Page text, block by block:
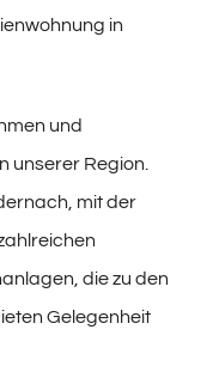
in
und
unserer Region.
mit der
die zu den
Gelegenheit